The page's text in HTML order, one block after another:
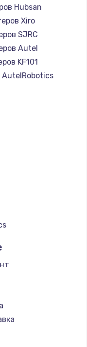
Hubsan
Xiro
SJRC
Autel
KF101
AutelRobotics